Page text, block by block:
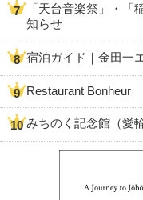
「天台音楽祭」・
知らせ
宿泊ガイド｜金田一
Restaurant Bonheur
みちのく記念館（愛